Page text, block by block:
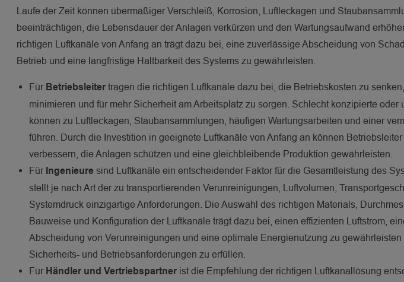
Laufe der Zeit können übermäßiger Verschleiß, Korrosion, Luftleckagen und
beeinträchtigen, die Lebensdauer der Anlagen verkürzen und den Wartungsaufwand
richtigen Luftkanäle von Anfang an trägt dazu bei, eine zuverlässige Abscheidung von
Betrieb und eine langfristige Haltbarkeit des Systems zu gewährleisten.
Für Betriebsleiter tragen die richtigen Luftkanäle dazu bei, die Betriebskosten zu
minimieren und für mehr Sicherheit am Arbeitsplatz zu sorgen. Schlecht konzipierte oder
können zu Luftleckagen, Staubansammlungen, häufigen Wartungsarbeiten und einer
führen. Durch die Investition in geeignete Luftkanäle von Anfang an können
verbessern, die Anlagen schützen und eine gleichbleibende Produktion gewährleisten.
Für Ingenieure sind Luftkanäle ein entscheidender Faktor für die Gesamtleistung des
stellt je nach Art der zu transportierenden Verunreinigungen, Luftvolumen,
Systemdruck einzigartige Anforderungen. Die Auswahl des richtigen Materials,
Bauweise und Konfiguration der Luftkanäle trägt dazu bei, einen effizienten Luftstrom,
Abscheidung von Verunreinigungen und eine optimale Energienutzung zu
Sicherheits- und Betriebsanforderungen zu erfüllen.
Für Händler und Vertriebspartner ist die Empfehlung der richtigen Luftkanallösung